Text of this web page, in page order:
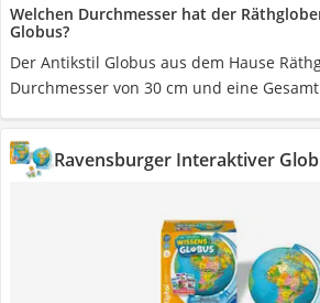
Welchen Durchmesser hat der
Globus?
Der Antikstil Globus aus dem Hause
Durchmesser von 30 cm und eine
Ravensburger Interaktiver